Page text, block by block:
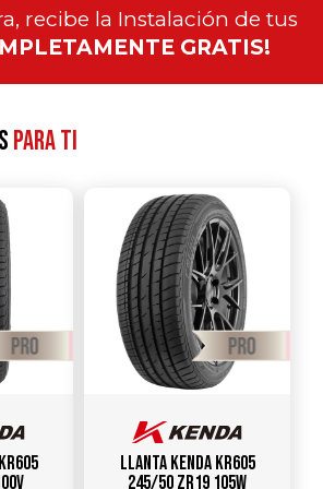
recibe la Instalación de tus
GRATIS!
para ti
Llanta KENDA KR605
245/50 ZR19 105W